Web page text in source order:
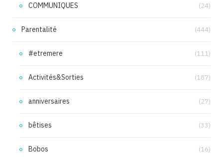
COMMUNIQUES (24)
Parentalité (444)
#etremere (111)
Activités&Sorties (187)
anniversaires (27)
bêtises (33)
Bobos (16)